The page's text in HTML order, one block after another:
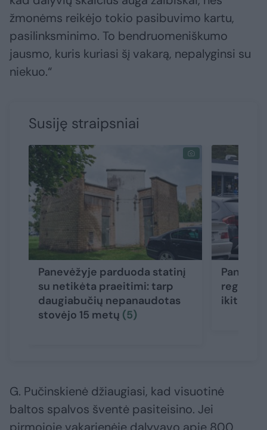
žmonėms reikėjo tokio pasibuvimo kartu,
pasilinksminimo. To bendruomeniškumo
jausmo, kuris kuriasi šį vakarą, nepalyginsi su
niekuo.“
Susiję straipsniai
Panevėžyje parduoda statinį
su netikėta praeitimi: tarp
daugiabučių nepanaudotas
stovėjo 15 metų (5)
G. Pučinskienė džiaugiasi, kad visuotinė
baltos spalvos šventė pasiteisino. Jei